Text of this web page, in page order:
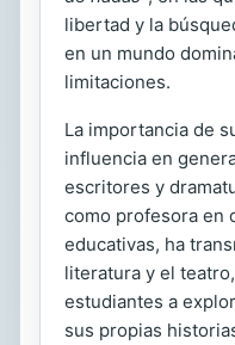
libertad y la
en un mundo
limitaciones.
La importancia de
influencia en
escritores y
como profesora en
educativas, ha
literatura y el
estudiantes a
sus propias